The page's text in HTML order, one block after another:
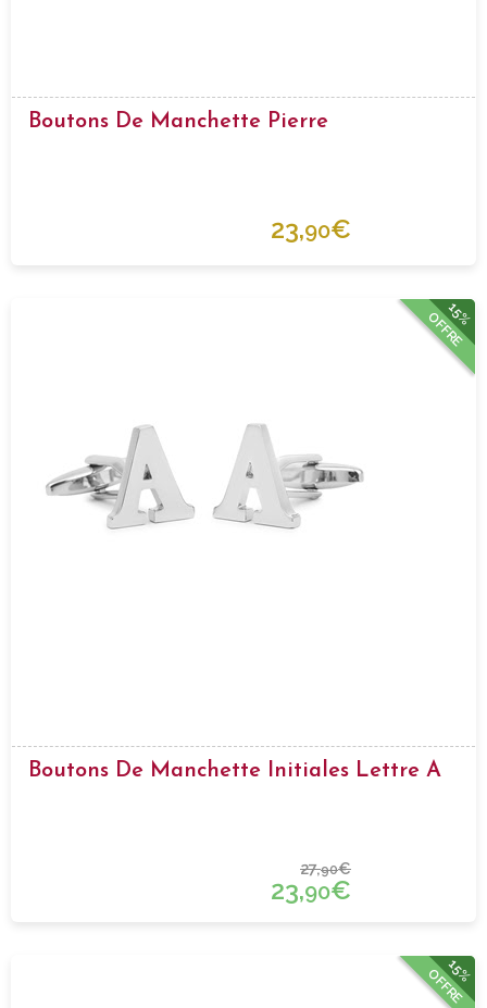
Boutons De Manchette Pierre
23,90€
15%
OFFRE
Boutons De Manchette Initiales Lettre A
27,90€
23,90€
15%
OFFRE